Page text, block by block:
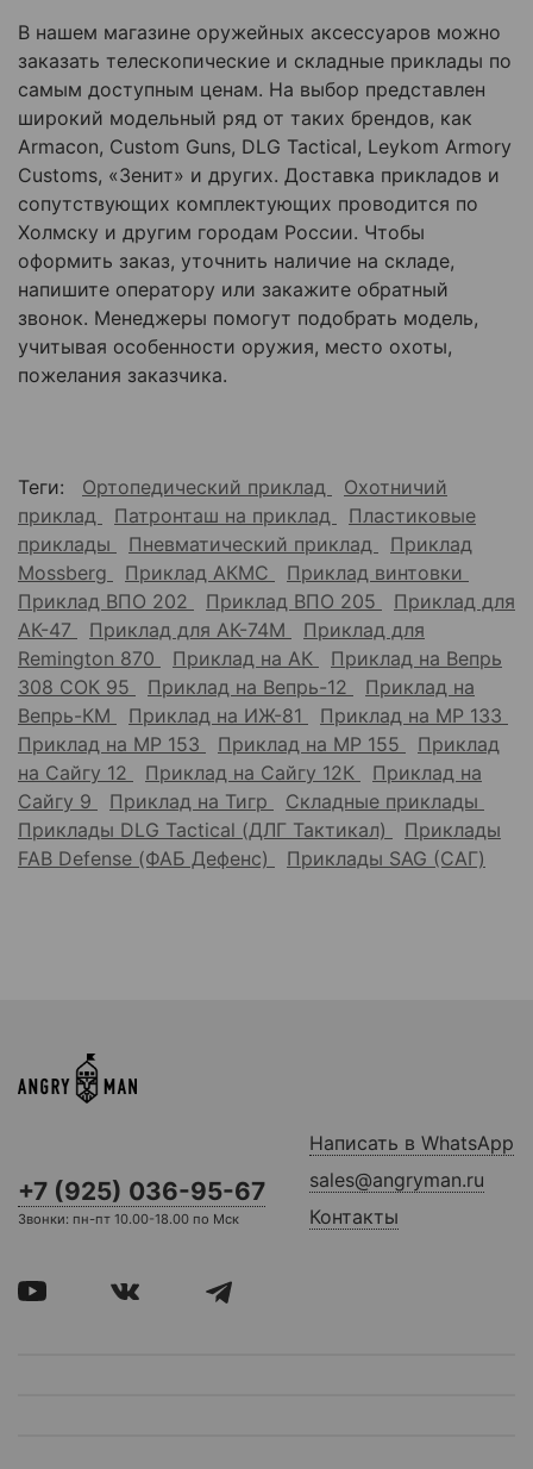
В нашем магазине оружейных аксессуаров можно
заказать телескопические и складные приклады по
самым доступным ценам. На выбор представлен
широкий модельный ряд от таких брендов, как
Armacon, Custom Guns, DLG Tactical, Leykom Armory
Customs, «Зенит» и других. Доставка прикладов и
сопутствующих комплектующих проводится по
Холмску и другим городам России. Чтобы
оформить заказ, уточнить наличие на складе,
напишите оператору или закажите обратный
звонок. Менеджеры помогут подобрать модель,
учитывая особенности оружия, место охоты,
пожелания заказчика.
Теги: Ортопедический приклад
Охотничий
приклад
Патронташ на приклад
Пластиковые
приклады
Пневматический приклад
Приклад
Mossberg
Приклад АКМС
Приклад винтовки
Приклад ВПО 202
Приклад ВПО 205
Приклад для
АК-47
Приклад для АК-74М
Приклад для
Remington 870
Приклад на АК
Приклад на Вепрь
308 СОК 95
Приклад на Вепрь-12
Приклад на
Вепрь-КМ
Приклад на ИЖ-81
Приклад на МР 133
Приклад на МР 153
Приклад на МР 155
Приклад
на Сайгу 12
Приклад на Сайгу 12К
Приклад на
Сайгу 9
Приклад на Тигр
Складные приклады
Приклады DLG Tactical (ДЛГ Тактикал)
Приклады
FAB Defense (ФАБ Дефенс)
Приклады SAG (САГ)
+7 (925) 036-95-67
Звонки: пн-пт 10.00-18.00 по Мск
Написать в WhatsApp
sales@angryman.ru
Контакты